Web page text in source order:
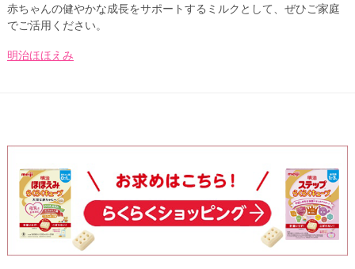
赤ちゃんの健やかな成長をサポートするミルクとして、ぜひご家庭
でご活用ください。
明治ほほえみ